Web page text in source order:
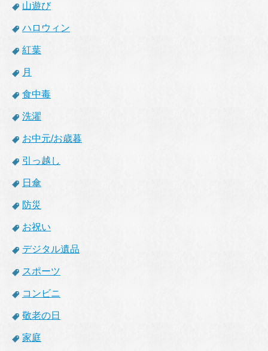
山遊び
ハロウィン
紅葉
月
食中毒
洗濯
お中元/お歳暮
引っ越し
日傘
防災
お祝い
デジタル遺品
スポーツ
コンビニ
敬老の日
家庭